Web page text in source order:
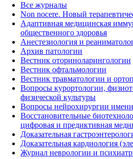
Все журналы
Non nocere. Новый
Адаптивная медицинская
общественного здоровья
Анестезиология и
Архив патологии
Вестник оториноларингологии
Вестник офтальмологии
Вестник травматологии и
Вопросы курортологии,
физической культуры
Вопросы нейрохирургии
Восстановительные
цифровая и предиктивная
Доказательная
Доказательная кардиология
Журнал неврологии и